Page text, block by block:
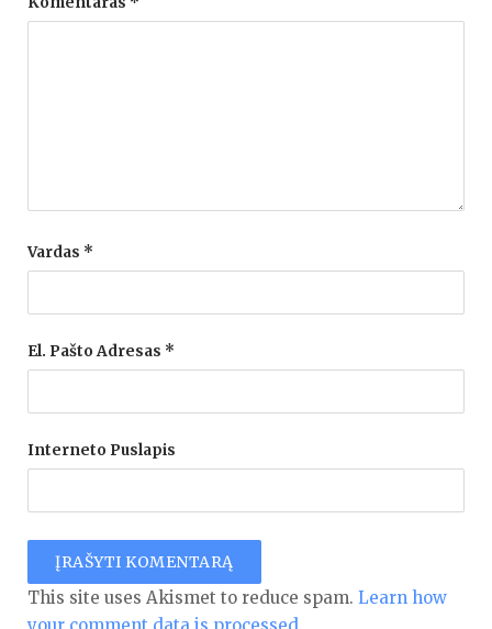
Vardas *
El. Pašto Adresas *
Interneto Puslapis
This site uses Akismet to reduce spam. Learn how